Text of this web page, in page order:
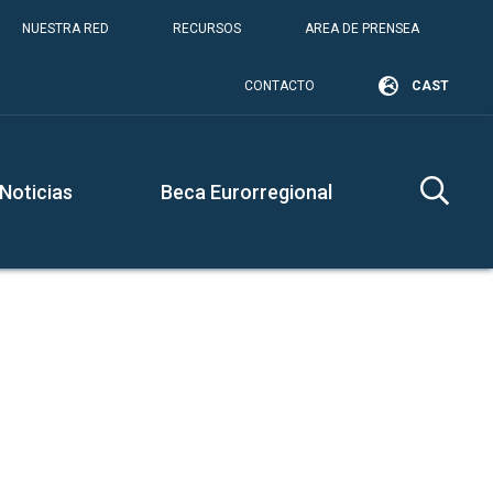
NUESTRA RED RECURSOS AREA DE PRENSEA
CONTACTO CAST
Noticias Beca Eurorregional